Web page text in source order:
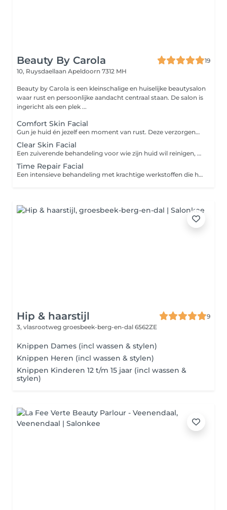
Beauty By Carola
19
10, Ruysdaellaan Apeldoorn 7312 MH
Beauty by Carola is een kleinschalige en huiselijke beautysalon
waar rust en persoonlijke aandacht centraal staan. De salon is
ingericht als een plek ...
Comfort Skin Facial
Gun je huid én jezelf een moment van rust. Deze verzorgende behandeling hydrateert, verzacht en laat je huid weer stralen. Je geniet van een uitgebreide ontspannende reiniging met aandacht voor het gezicht, en een masker waarbij ook nek en schouders worden gemasseerd. Doel: Hydrateren en ontspannen Extra geschikt voor: alle huidtypen
Clear Skin Facial
Een zuiverende behandeling voor wie zijn huid wil reinigen, matteren en in balans brengen. Met milde werkstoffen, een grondige dieptereiniging en een kalmerend masker. Ideaal als onderhoud voor de vettere huid of bij oppervlakkige verstoppingen. Doel: Reinigen en talgregulatie Extra geschikt voor: de gecombineerde en vette huid
Time Repair Facial
Een intensieve behandeling met krachtige werkstoffen die helpen bij het beschermen, herstellen en onderhouden van je huid. De behandeling bevat een diepe verzorging, een voedend masker en een ontspannend moment tijdens het aanbrengen. Ideaal als boost of als regelmatig huidonderhoud. Doel: Onderhouden en beschermen Extra geschikt voor: de rijpere huid
Hip & haarstijl
9
3, vlasrootweg groesbeek-berg-en-dal 6562ZE
Knippen Dames (incl wassen & stylen)
Knippen Heren (incl wassen & stylen)
Knippen Kinderen 12 t/m 15 jaar (incl wassen &
stylen)